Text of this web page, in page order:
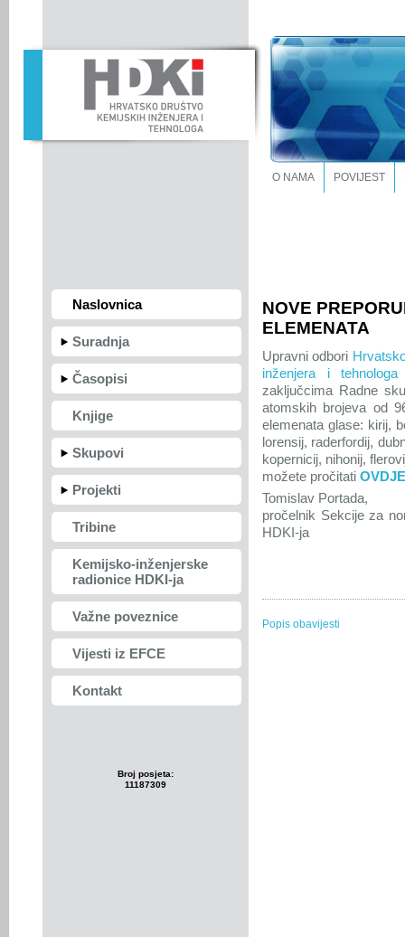
O NAMA POVIJEST
Naslovnica
Suradnja
Časopisi
Knjige
Skupovi
Projekti
Tribine
Kemijsko-inženjerske
radionice HDKI-ja
Važne poveznice
Vijesti iz EFCE
Kontakt
Broj posjeta:
11187309
NOVE
ELEMENATA
Upravni odbori
inženjera i tehnologa
zaključcima Radne
atomskih brojeva od
elemenata glase: kirij,
lorensij, raderfordij,
kopernicij, nihonij,
možete pročitati OVDJE
Tomislav Portada,
pročelnik Sekcije za
HDKI-ja
Popis obavijesti